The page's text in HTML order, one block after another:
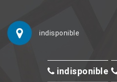
indisponible
indisponible